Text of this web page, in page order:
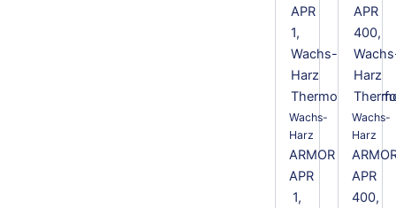
Wachs-
Harz
ARMOR
APR
1,
Wachs-
Harz
APR
400,